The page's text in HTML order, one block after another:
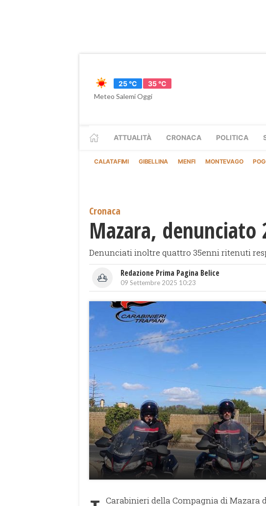
25 °C
35 °C
Meteo Salemi Oggi
ATTUALITÀ CRONACA POLITICA
CALATAFIMI GIBELLINA MENFI MONTEVAGO
Cronaca
Mazara,
Denunciati inoltre quattro 35enni ritenuti
Redazione Prima Pagina Belice
09 Settembre 2025 10:23
Carabinieri della Compagnia di Mazara